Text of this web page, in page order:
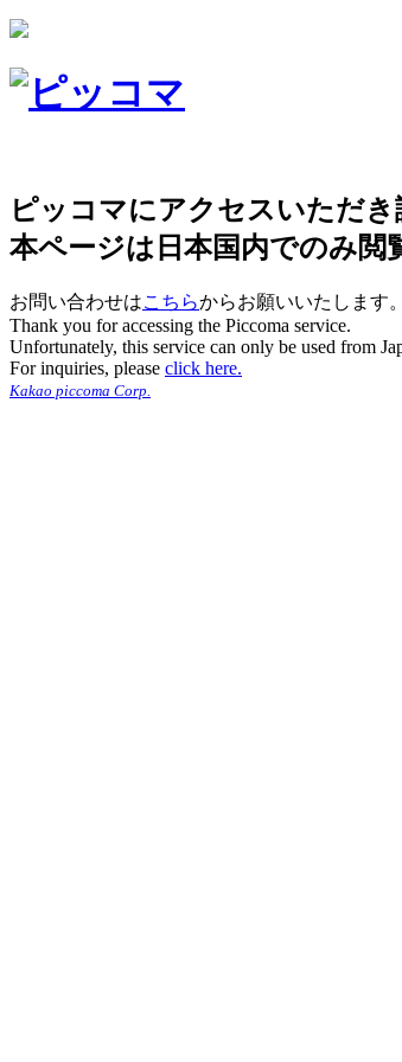
ピッコマにアクセスいただ
本ページは日本国内でのみ閲
お問い合わせはこちらからお願いいたします。
Thank you for accessing the Piccoma service.
Unfortunately, this service can only be used from
For inquiries, please click here.
Kakao piccoma Corp.